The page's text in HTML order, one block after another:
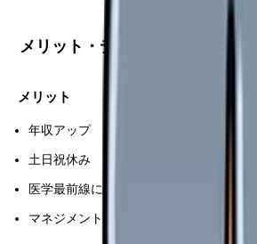
メリット・デメリット
メリット
年収アップ
土日祝休み
医学最前線に触れる
マネジメント職への道